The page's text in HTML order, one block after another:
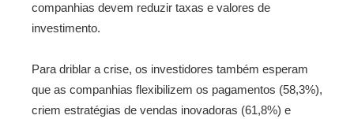
companhias devem reduzir taxas e valores de
investimento.
Para driblar a crise, os investidores também esperam
que as companhias flexibilizem os pagamentos (58,3%),
criem estratégias de vendas inovadoras (61,8%) e